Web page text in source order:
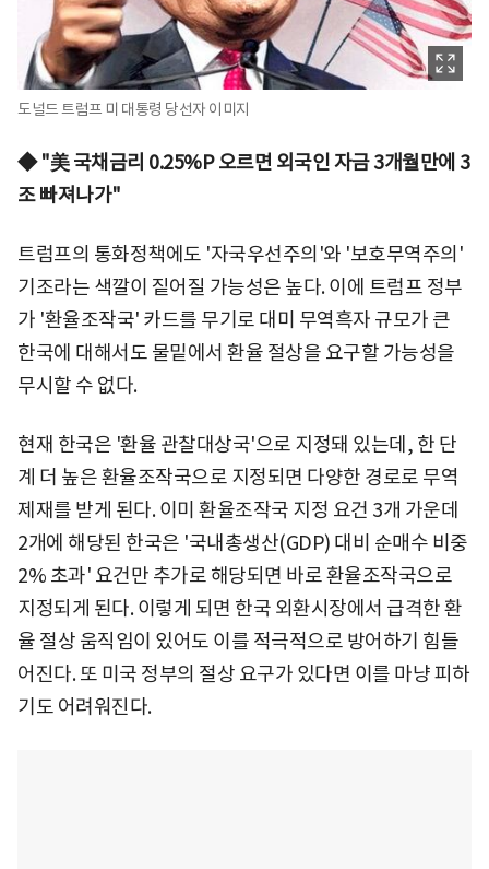
도널드 트럼프 미 대통령 당선자 이미지
◆ "美 국채금리 0.25%P 오르면 외국인 자금 3개월만에 3
조 빠져나가"
트럼프의 통화정책에도 '자국우선주의'와 '보호무역주의'
기조라는 색깔이 짙어질 가능성은 높다. 이에 트럼프 정부
가 '환율조작국' 카드를 무기로 대미 무역흑자 규모가 큰
한국에 대해서도 물밑에서 환율 절상을 요구할 가능성을
무시할 수 없다.
현재 한국은 '환율 관찰대상국'으로 지정돼 있는데, 한 단
계 더 높은 환율조작국으로 지정되면 다양한 경로로 무역
제재를 받게 된다. 이미 환율조작국 지정 요건 3개 가운데
2개에 해당된 한국은 '국내총생산(GDP) 대비 순매수 비중
2% 초과' 요건만 추가로 해당되면 바로 환율조작국으로
지정되게 된다. 이렇게 되면 한국 외환시장에서 급격한 환
율 절상 움직임이 있어도 이를 적극적으로 방어하기 힘들
어진다. 또 미국 정부의 절상 요구가 있다면 이를 마냥 피하
기도 어려워진다.